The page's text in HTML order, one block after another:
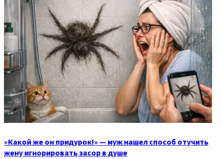
«Какой же он придурок!» — муж нашел способ отучить
жену игнорировать засор в душе